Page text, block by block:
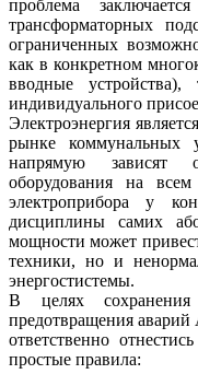
проблема
трансформаторных
ограниченных
как в конкретном
вводные
индивидуального
Электроэнергия
рынке коммунальных
напрямую зависят
оборудования на
электроприбора у
дисциплины самих
мощности может
техники, но и
энергостистемы.
В целях сохранения
предотвращения
ответственно
простые правила: